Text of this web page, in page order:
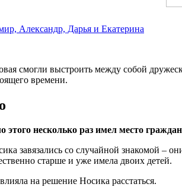
Александр, Дарья и Екатерина
смогли выстроить между собой
времени.
несколько раз имел место
завязались со случайной знакомой –
старше и уже имела двоих детей.
на решение Носика расстаться.